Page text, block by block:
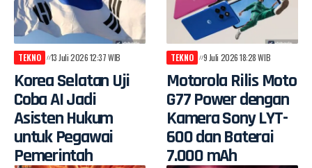
TEKNO 13 Juli 2026 12:37 WIB
Korea Selatan Uji
Coba AI Jadi
Asisten Hukum
untuk Pegawai
Pemerintah
TEKNO 9 Juli 2026 18:28 WIB
Motorola Rilis Moto
G77 Power dengan
Kamera Sony LYT-
600 dan Baterai
7.000 mAh